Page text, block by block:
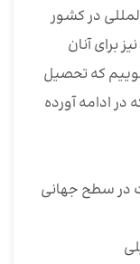
در کشور
برای آنان
که تحصیل
ادامه آورده